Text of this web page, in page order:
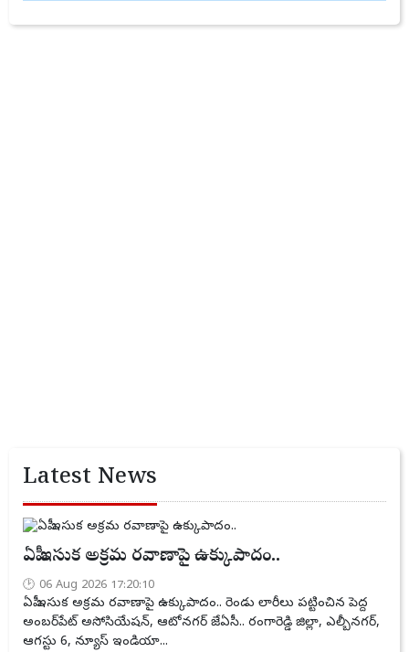
Latest News
ఏపీ ఇసుక అక్రమ రవాణాపై ఉక్కుపాదం..
06 Aug 2026 17:20:10
ఏపీ ఇసుక అక్రమ రవాణాపై ఉక్కుపాదం.. రెండు లారీలు పట్టించిన పెద్ద
అంబర్‌పేట్ అసోసియేషన్, ఆటోనగర్ జేఏసీ.. రంగారెడ్డి జిల్లా, ఎల్బీనగర్,
ఆగస్టు 6, న్యూస్ ఇండియా...